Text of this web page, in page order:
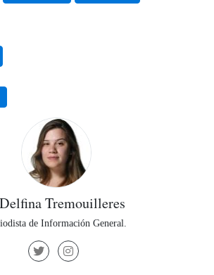
Delfina Tremouilleres
de Información General.